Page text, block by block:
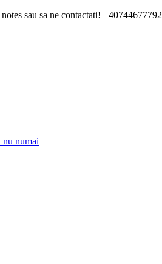
sau sa ne contactati! +40744677792
nu numai